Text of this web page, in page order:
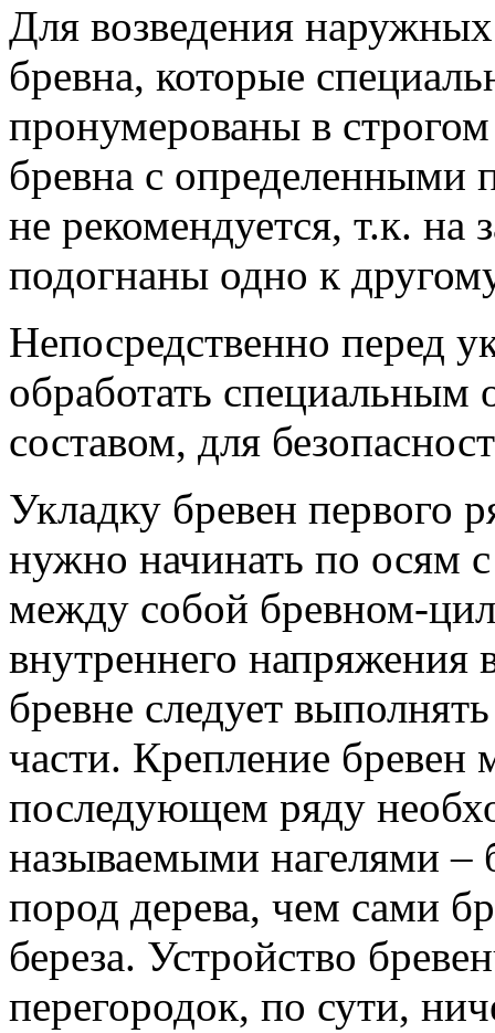
Для возведения
бревна, которые
пронумерованы в
бревна с определенными
не рекомендуется, т.к. на
подогнаны одно к
Непосредственно перед
обработать специальным
составом, для
Укладку бревен первого
нужно начинать по осям
между собой бревном-
внутреннего
бревне следует
части. Крепление
последующем ряду
называемыми нагелями –
пород дерева, чем сами
береза. Устройство
перегородок, по сути,